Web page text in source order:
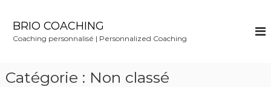
BRIO COACHING
Coaching personnalisé | Personnalized Coaching
Catégorie : Non classé